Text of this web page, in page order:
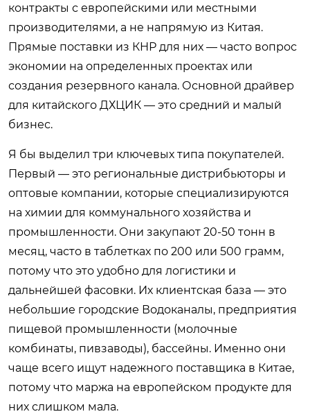
контракты с европейскими или местными
производителями, а не напрямую из Китая.
Прямые поставки из КНР для них — часто вопрос
экономии на определенных проектах или
создания резервного канала. Основной драйвер
для китайского ДХЦИК — это средний и малый
бизнес.
Я бы выделил три ключевых типа покупателей.
Первый — это региональные дистрибьюторы и
оптовые компании, которые специализируются
на химии для коммунального хозяйства и
промышленности. Они закупают 20-50 тонн в
месяц, часто в таблетках по 200 или 500 грамм,
потому что это удобно для логистики и
дальнейшей фасовки. Их клиентская база — это
небольшие городские Водоканалы, предприятия
пищевой промышленности (молочные
комбинаты, пивзаводы), бассейны. Именно они
чаще всего ищут надежного поставщика в Китае,
потому что маржа на европейском продукте для
них слишком мала.